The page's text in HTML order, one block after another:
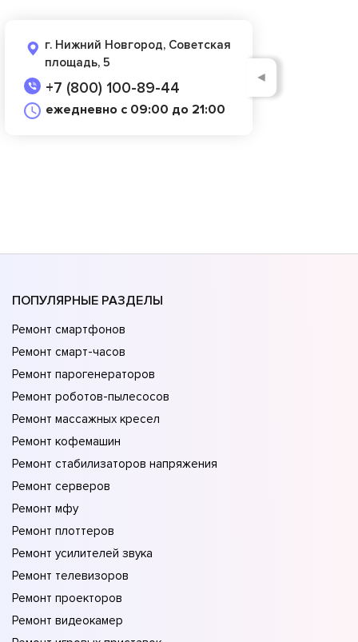
г. Нижний Новгород, Советская
площадь, 5
+7 (800) 100-89-44
ежедневно с 09:00 до 21:00
◄
ПОПУЛЯРНЫЕ РАЗДЕЛЫ
Ремонт смартфонов
Ремонт смарт-часов
Ремонт парогенераторов
Ремонт роботов-пылесосов
Ремонт массажных кресел
Ремонт кофемашин
Ремонт стабилизаторов напряжения
Ремонт серверов
Ремонт мфу
Ремонт плоттеров
Ремонт усилителей звука
Ремонт телевизоров
Ремонт проекторов
Ремонт видеокамер